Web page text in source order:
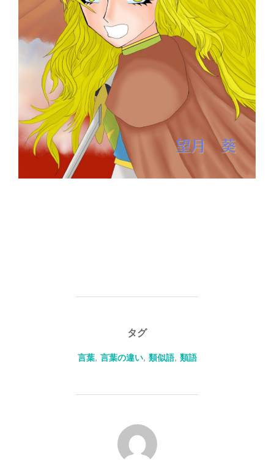
タグ
言葉, 言葉の違い, 類似語, 類語
投稿者